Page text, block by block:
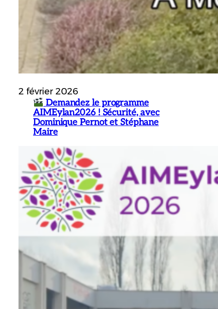
2 février 2026
Demandez le programme
AIMEylan2026 ! Sécurité, avec
Dominique Pernot et Stéphane
Maire